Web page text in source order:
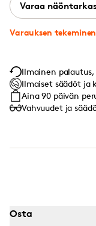
Varaa
Varauksen
Ilmainen
Ilmaiset säädöt ja
Aina 90 päivän
Vahvuudet ja
Osta